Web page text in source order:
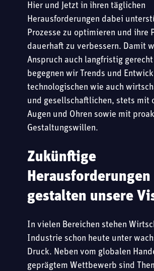
Hier und Jetzt in ihren täglichen
Herausforderungen dabei
Prozesse zu optimieren und ihre
dauerhaft zu verbessern. Damit
Anspruch auch langfristig
begegnen wir Trends und
technologischen wie auch
und gesellschaftlichen, stets mit
Augen und Ohren sowie mit
Gestaltungswillen.
Zukünftige
Herausforderungen
gestalten unsere
In vielen Bereichen stehen
Industrie schon heute unter
Druck. Neben vom globalen
geprägtem Wettbewerb sind